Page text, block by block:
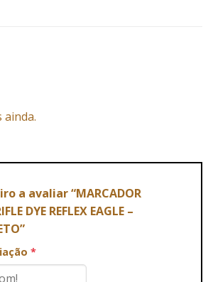
ainda.
a avaliar “MARCADOR
DYE REFLEX EAGLE –
*